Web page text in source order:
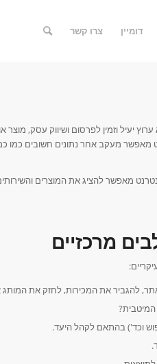
דומיין צרו קשר
יעיל וזמין לפרסום ושיווק עסק,
מעקב אחר נתונים חשובים כמו
מאפשר להציג את המוצרים
מרכזיים
להגביר את המכירות, לחזק את המותג
וכד') בהתאם לקהל היעד.